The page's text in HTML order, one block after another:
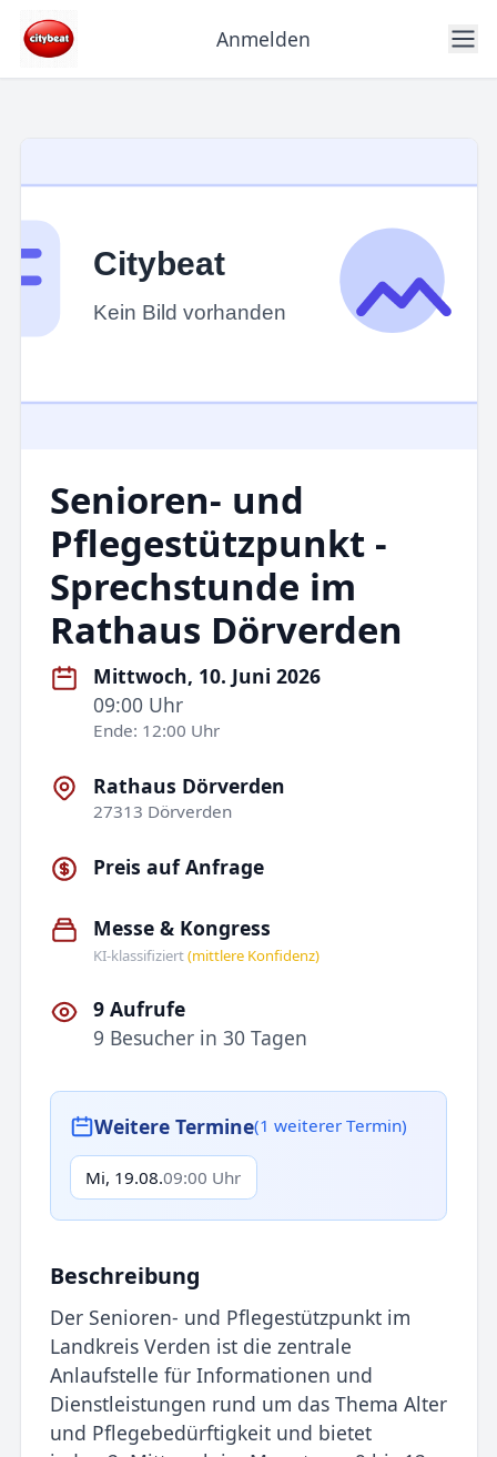
Anmelden
Senioren- und
Pflegestützpunkt -
Sprechstunde im
Rathaus Dörverden
Mittwoch, 10. Juni 2026
09:00 Uhr
Ende: 12:00 Uhr
Rathaus Dörverden
27313 Dörverden
Preis auf Anfrage
Messe & Kongress
KI-klassifiziert(mittlere Konfidenz)
9 Aufrufe
9 Besucher in 30 Tagen
Weitere Termine(1 weiterer Termin)
Mi, 19.08.09:00 Uhr
Beschreibung
Der Senioren- und Pflegestützpunkt im
Landkreis Verden ist die zentrale
Anlaufstelle für Informationen und
Dienstleistungen rund um das Thema Alter
und Pflegebedürftigkeit und bietet